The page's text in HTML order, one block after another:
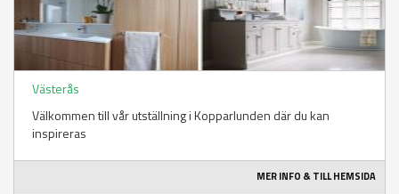
Västerås
Välkommen till vår utställning i Kopparlunden där du kan
inspireras
MER INFO & TILL HEMSIDA